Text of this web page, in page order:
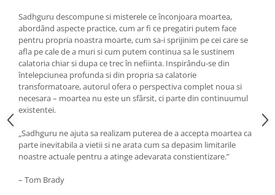
Sadhguru descompune si misterele ce înconjoara moartea,
abordând aspecte practice, cum ar fi ce pregatiri putem face
pentru propria noastra moarte, cum sa-i sprijinim pe cei care se
afla pe cale de a muri si cum putem continua sa le sustinem
calatoria chiar si dupa ce trec în nefiinta. Inspirându-se din
întelepciunea profunda si din propria sa calatorie
transformatoare, autorul ofera o perspectiva complet noua si
necesara – moartea nu este un sfârsit, ci parte din continuumul
existentei.
„Sadhguru ne ajuta sa realizam puterea de a accepta moartea ca
parte inevitabila a vietii si ne arata cum sa depasim limitarile
noastre actuale pentru a atinge adevarata constientizare.”
– Tom Brady